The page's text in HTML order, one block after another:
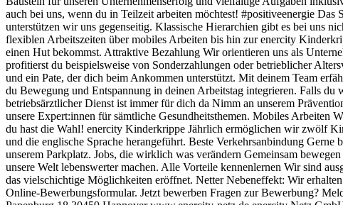
auch bei uns, wenn du in Teilzeit arbeiten möchtest! #positiveenergie
unterstützen wir uns gegenseitig. Klassische Hierarchien gibt es bei uns
flexiblen Arbeitszeiten über mobiles Arbeiten bis hin zur enercity
einen Hut bekommst. Attraktive Bezahlung Wir orientieren uns als
profitierst du beispielsweise von Sonderzahlungen oder betrieblicher
und ein Pate, der dich beim Ankommen unterstützt. Mit deinem Team
du Bewegung und Entspannung in deinen Arbeitstag integrieren. Falls
betriebsärztlicher Dienst ist immer für dich da Nimm an unserem
unsere Expert:innen für sämtliche Gesundheitsthemen. Mobiles
du hast die Wahl! enercity Kinderkrippe Jährlich ermöglichen wir zwölf
und die englische Sprache herangeführt. Beste Verkehrsanbindung
unserem Parkplatz. Jobs, die wirklich was verändern Gemeinsam
unsere Welt lebenswerter machen. Alle Vorteile kennenlernen Wir sind
das vielschichtige Möglichkeiten eröffnet. Netter Nebeneffekt: Wir
Online-Bewerbungsformular. Jetzt bewerben Fragen zur Bewerbung?